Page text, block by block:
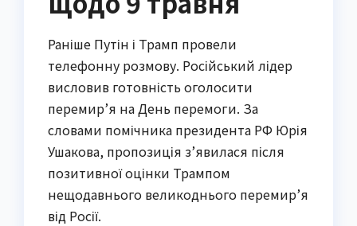
Раніше Путін і Трамп провели
телефонну розмову. Російський лідер
висловив готовність оголосити
перемир’я на День перемоги. За
словами помічника президента РФ Юрія
Ушакова, пропозиція з’явилася після
позитивної оцінки Трампом
нещодавнього великоднього перемир’я
від Росії.